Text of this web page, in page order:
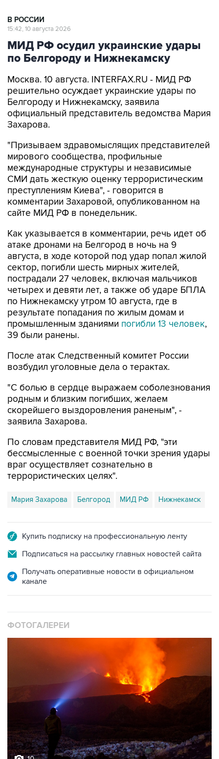
В РОССИИ
15:42, 10 августа 2026
МИД РФ осудил украинские удары
по Белгороду и Нижнекамску
Москва. 10 августа. INTERFAX.RU - МИД РФ
решительно осуждает украинские удары по
Белгороду и Нижнекамску, заявила
официальный представитель ведомства Мария
Захарова.
"Призываем здравомыслящих представителей
мирового сообщества, профильные
международные структуры и независимые
СМИ дать жесткую оценку террористическим
преступлениям Киева", - говорится в
комментарии Захаровой, опубликованном на
сайте МИД РФ в понедельник.
Как указывается в комментарии, речь идет об
атаке дронами на Белгород в ночь на 9
августа, в ходе которой под удар попал жилой
сектор, погибли шесть мирных жителей,
пострадали 27 человек, включая мальчиков
четырех и девяти лет, а также об ударе БПЛА
по Нижнекамску утром 10 августа, где в
результате попадания по жилым домам и
промышленным зданиями погибли 13 человек,
39 были ранены.
После атак Следственный комитет России
возбудил уголовные дела о терактах.
"С болью в сердце выражаем соболезнования
родным и близким погибших, желаем
скорейшего выздоровления раненым", -
заявила Захарова.
По словам представителя МИД РФ, "эти
бессмысленные с военной точки зрения удары
враг осуществляет сознательно в
террористических целях".
Мария Захарова Белгород МИД РФ Нижнекамск
Купить подписку на профессиональную ленту
Подписаться на рассылку главных новостей сайта
Получать оперативные новости в официальном
канале
ФОТОГАЛЕРЕИ